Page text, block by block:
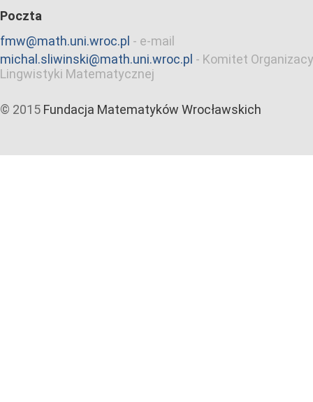
Poczta
fmw@math.uni.wroc.pl - e-mail
michal.sliwinski@math.uni.wroc.pl - Komitet
Lingwistyki Matematycznej
© 2015 Fundacja Matematyków Wrocławskich